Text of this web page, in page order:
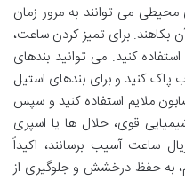
می توانند به مرور زمان
بکاهند. برای تمیز کردن ساعت،
کنید. می توانید بندهای
کنید و برای بندهای استیل
ملایم استفاده کنید و سپس
قوی، حلال ها یا اسپری
ساعت آسیب برسانند، اکیداً
به حفظ درخشش و جلوگیری از